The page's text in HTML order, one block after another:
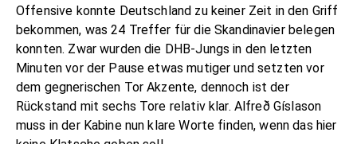
Offensive konnte Deutschland zu keiner Zeit in den Griff
bekommen, was 24 Treffer für die Skandinavier belegen
konnten. Zwar wurden die DHB-Jungs in den letzten
Minuten vor der Pause etwas mutiger und setzten vor
dem gegnerischen Tor Akzente, dennoch ist der
Rückstand mit sechs Tore relativ klar. Alfreð Gíslason
muss in der Kabine nun klare Worte finden, wenn das hier